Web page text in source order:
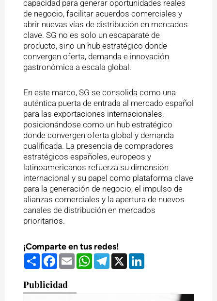
capacidad para generar oportunidades reales
de negocio, facilitar acuerdos comerciales y
abrir nuevas vías de distribución en mercados
clave. SG no es solo un escaparate de
producto, sino un hub estratégico donde
convergen oferta, demanda e innovación
gastronómica a escala global.
En este marco, SG se consolida como una
auténtica puerta de entrada al mercado español
para las exportaciones internacionales,
posicionándose como un hub estratégico
donde convergen oferta global y demanda
cualificada. La presencia de compradores
estratégicos españoles, europeos y
latinoamericanos refuerza su dimensión
internacional y su papel como plataforma clave
para la generación de negocio, el impulso de
alianzas comerciales y la apertura de nuevos
canales de distribución en mercados
prioritarios.
¡Comparte en tus redes!
Compartir
Facebook
EmailWhatsApp
Telegram
X LinkedIn
Publicidad